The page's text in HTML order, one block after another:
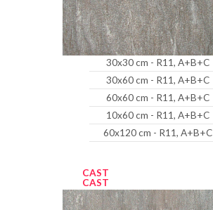
30x30 cm - R11, A+B+C
30x60 cm - R11, A+B+C
60x60 cm - R11, A+B+C
10x60 cm - R11, A+B+C
60x120 cm - R11, A+B+C
CAST
CAST